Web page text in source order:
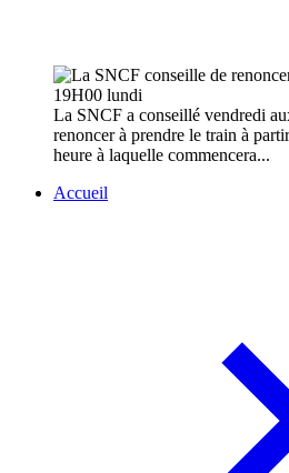
La SNCF a conseillé vendredi
renoncer à prendre le train à
heure à laquelle commencera...
Accueil